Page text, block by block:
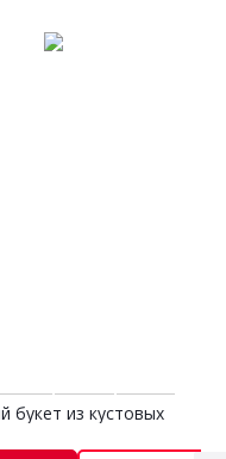
букет из кустовых